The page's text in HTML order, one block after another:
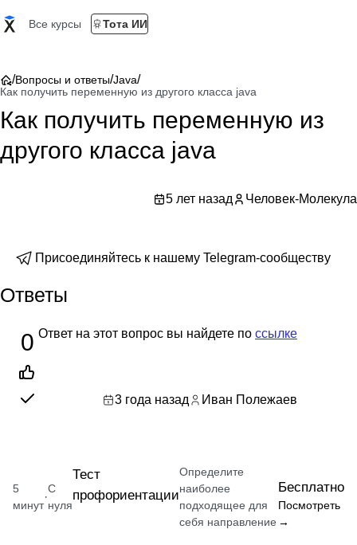
Все курсы Тота ИИ
/Вопросы и ответы/Java/
Как получить переменную из другого класса java
Как получить переменную из
другого класса java
5 лет назад Человек-Молекула
Присоединяйтесь к нашему Telegram-сообществу
Ответы
0 Ответ на этот вопрос вы найдете по ссылке
3 года назад Иван Полежаев
5
минут
·
С
нуля
Тест
профориентации
Определите
наиболее
подходящее для
себя направление
Бесплатно
Посмотреть
→